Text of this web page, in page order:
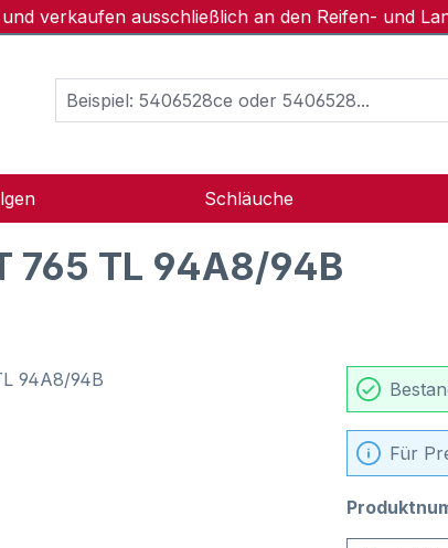
verkaufen ausschließlich an den Reifen- und
Schläuche
765 TL 94A8/94B
Für